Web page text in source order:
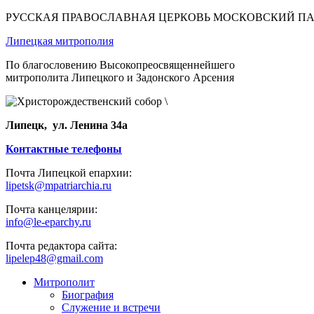
РУССКАЯ ПРАВОСЛАВНАЯ ЦЕРКОВЬ МОСКОВСКИЙ
Липецкая митрополия
По благословению Высокопреосвященнейшего
митрополита Липецкого и Задонского Арсения
Липецк, ул. Ленина 34а
Контактные телефоны
Почта Липецкой епархии:
lipetsk@mpatriarchia.ru
Почта канцелярии:
info@le-eparchy.ru
Почта редактора сайта:
lipelep48@gmail.com
Митрополит
Биография
Служение и встречи